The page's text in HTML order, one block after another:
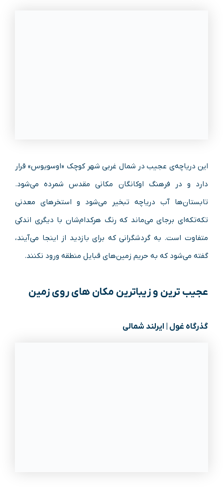
این دریاچه‌ی عجیب در شمال غربی شهر کوچک «اوسویوس» قرار
دارد و در فرهنگ اوکانگان مکانی مقدس شمرده می‌شود.
تابستان‌ها آب دریاچه تبخیر می‌شود و استخر‌های معدنی
تکه‌تکه‌ای برجای می‌ماند که رنگ هرکدام‌شان با دیگری اندکی
متفاوت است. به گردشگرانی که برای بازدید از اینجا می‌آیند،
گفته می‌شود که به حریم زمین‌های قبایل منطقه ورود نکنند.
عجیب‌ ترین و زیباترین مکان‌ های روی زمین
گذرگاه غول | ایرلند شمالی